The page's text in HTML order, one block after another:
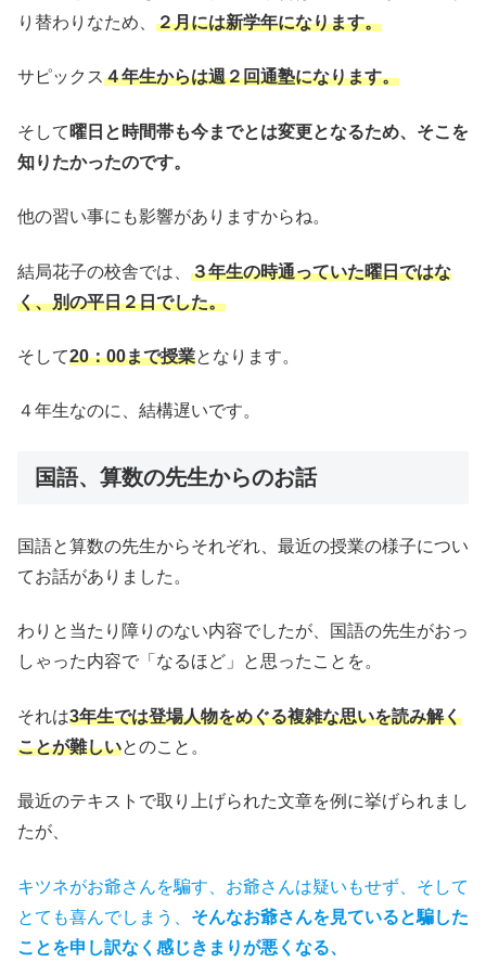
り替わりなため、 ２月には新学年になります。
サピックス４年生からは週２回通塾になります。
そして 曜日と時間帯も今までとは変更となるため、そこを
知りたかったのです。
他の習い事にも影響がありますからね。
結局花子の校舎では、 ３年生の時通っていた曜日ではな
く、別の平日２日でした。
そして20：00まで授業となります。
４年生なのに、結構遅いです。
国語、算数の先生からのお話
国語と算数の先生からそれぞれ、最近の授業の様子につい
てお話がありました。
わりと当たり障りのない内容でしたが、国語の先生がおっ
しゃった内容で「なるほど」と思ったことを。
それは3年生では登場人物をめぐる複雑な思いを読み解く
ことが難しいとのこと。
最近のテキストで取り上げられた文章を例に挙げられまし
たが、
キツネがお爺さんを騙す、お爺さんは疑いもせず、そして
とても喜んでしまう、 そんなお爺さんを見ていると騙した
ことを申し訳なく感じきまりが悪くなる、